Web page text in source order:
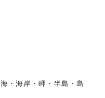
海・海岸・岬・半島・島